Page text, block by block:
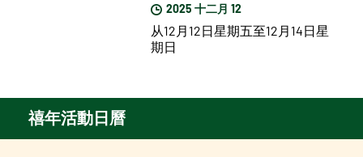
2025 十二月 12
从12月12日星期五至12月14日星
期日
禧年活動日曆